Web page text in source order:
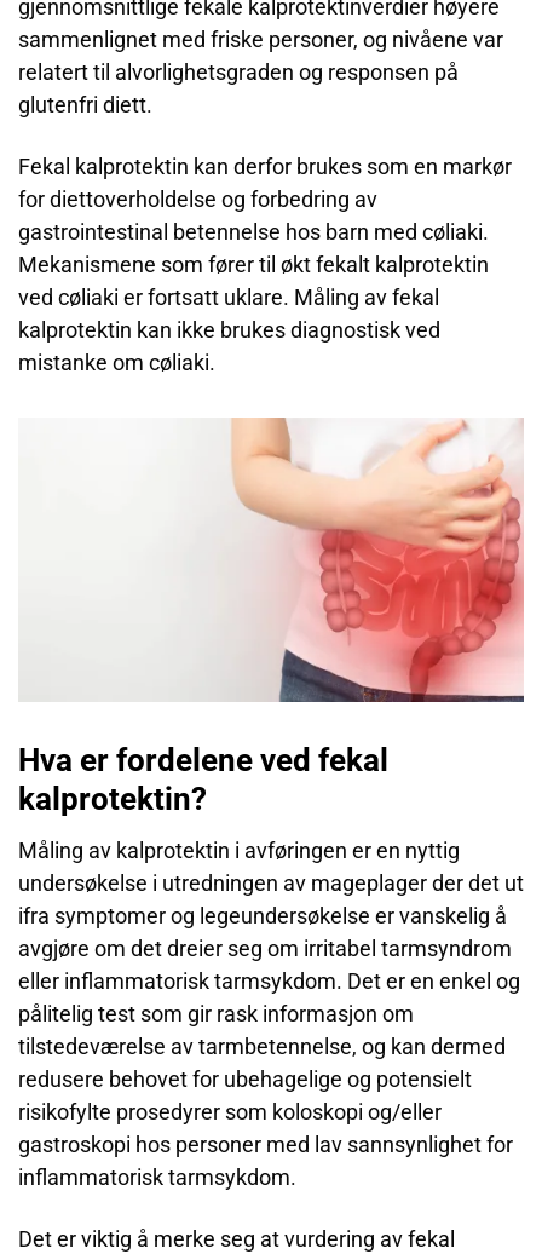
gjennomsnittlige fekale kalprotektinverdier høyere
sammenlignet med friske personer, og nivåene var
relatert til alvorlighetsgraden og responsen på
glutenfri diett.
Fekal kalprotektin kan derfor brukes som en markør
for diettoverholdelse og forbedring av
gastrointestinal betennelse hos barn med cøliaki.
Mekanismene som fører til økt fekalt kalprotektin
ved cøliaki er fortsatt uklare. Måling av fekal
kalprotektin kan ikke brukes diagnostisk ved
mistanke om cøliaki.
Hva er fordelene ved fekal
kalprotektin?
Måling av kalprotektin i avføringen er en nyttig
undersøkelse i utredningen av mageplager der det ut
ifra symptomer og legeundersøkelse er vanskelig å
avgjøre om det dreier seg om irritabel tarmsyndrom
eller inflammatorisk tarmsykdom. Det er en enkel og
pålitelig test som gir rask informasjon om
tilstedeværelse av tarmbetennelse, og kan dermed
redusere behovet for ubehagelige og potensielt
risikofylte prosedyrer som koloskopi og/eller
gastroskopi hos personer med lav sannsynlighet for
inflammatorisk tarmsykdom.
Det er viktig å merke seg at vurdering av fekal